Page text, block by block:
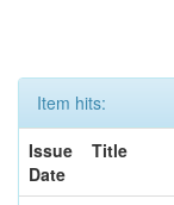
Item hits:
Issue
Date
Title